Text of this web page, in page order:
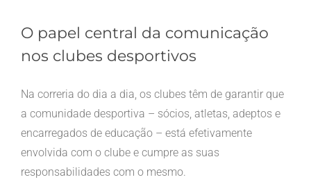
O papel central da comunicação
nos clubes desportivos
Na correria do dia a dia, os clubes têm de garantir que
a comunidade desportiva – sócios, atletas, adeptos e
encarregados de educação – está efetivamente
envolvida com o clube e cumpre as suas
responsabilidades com o mesmo.